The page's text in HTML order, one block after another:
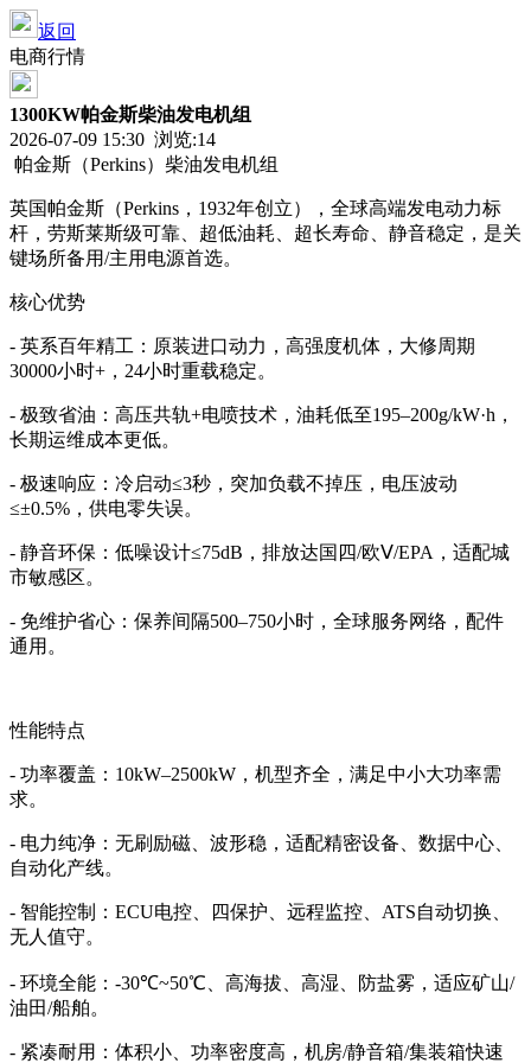
返回
电商行情
1300KW帕金斯柴油发电机组
2026-07-09 15:30 浏览:14
帕金斯（Perkins）柴油发电机组
英国帕金斯（Perkins ， 1932年创立），全球高端发电动力标
杆，劳斯莱斯级可靠、超低油耗、超长寿命、静音稳定，是关
键场所备用/主用电源首选。
核心优势
- 英系百年精工：原装进口动力，高强度机体，大修周期
30000小时+ ， 24小时重载稳定。
- 极致省油：高压共轨+电喷技术，油耗低至195–200g/kW·h ，
长期运维成本更低。
- 极速响应：冷启动≤3秒，突加负载不掉压，电压波动
≤±0.5% ，供电零失误。
- 静音环保：低噪设计≤75dB ，排放达国四/欧Ⅴ/EPA ，适配城
市敏感区。
- 免维护省心：保养间隔500–750小时，全球服务网络，配件
通用。
性能特点
- 功率覆盖： 10kW–2500kW ，机型齐全，满足中小大功率需
求。
- 电力纯净：无刷励磁、波形稳，适配精密设备、数据中心、
自动化产线。
- 智能控制： ECU电控、四保护、远程监控、 ATS自动切换、
无人值守。
- 环境全能： -30℃~50℃、高海拔、高湿、防盐雾，适应矿山/
油田/船舶。
- 紧凑耐用：体积小、功率密度高，机房/静音箱/集装箱快速